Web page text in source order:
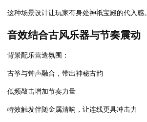
这种场景设计让玩家有身处神祇宝殿的代入感。
音效结合古风乐器与节奏震动
背景配乐营造氛围：
古筝与钟声融合，带出神秘古韵
低频敲击增加节奏力量
特效触发伴随金属清响，让连线更具冲击力